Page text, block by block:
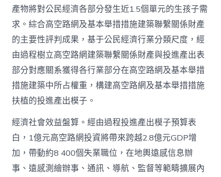
產物將對公民經濟各部分發生近1.5個單元的生孩子需
求。綜合高空路網及基本舉措措施建築聯繫關係財產
的主要性評判成果，基于公民經濟行業分類尺度，經
由過程樹立高空路網建築聯繫關係財產與投進產出表
部分對應關系獲得各行業部分在高空路網及基本舉措
措施建築中所占權重，構建高空路網及基本舉措措施
扶植的投進產出模子。
經濟社會效益盤算。經由過程投進產出模子預算表
白，1億元高空路網投資將帶來跨越2.8億元GDP增
加，帶動約8 400個失業職位，在地輿遠感信息辦
事、遠感測繪辦事、通訊、導航、監督等範疇擴展內